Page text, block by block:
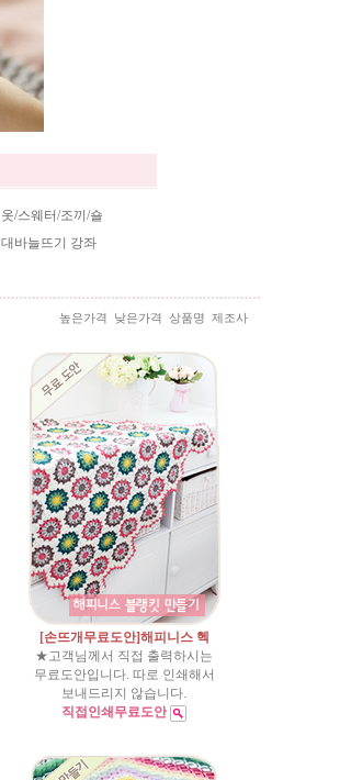
옷/스웨터/조끼/숄
대바늘뜨기 강좌
높은가격 낮은가격 상품명 제조사
[손뜨개무료도안]해피니스 헥
★고객님께서 직접 출력하시는
무료도안입니다. 따로 인쇄해서
보내드리지 않습니다.
직접인쇄무료도안